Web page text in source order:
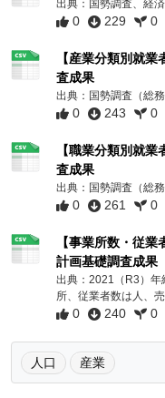
出典：国勢調査、経
0 229 0
【産業分類別就
査成果
出典：国勢調査（総
0 243 0
【職業分類別就
査成果
出典：国勢調査（総
0 261 0
【事業所数・従
計画基礎調査成果
出典：2021（R3）年
所、従業者数は人、
0 240 0
人口 産業